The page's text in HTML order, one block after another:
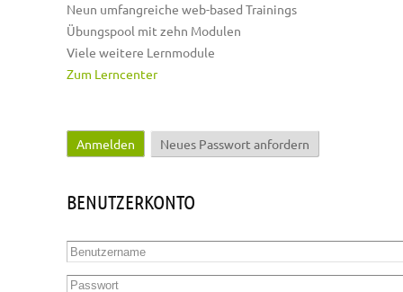
Neun umfangreiche web-based Trainings
Übungspool mit zehn Modulen
Viele weitere Lernmodule
Zum Lerncenter
Haupt-Reiter
Anmelden (aktiver Reiter)
Neues Passwort anfordern
BENUTZERKONTO
Benutzername
Passwort